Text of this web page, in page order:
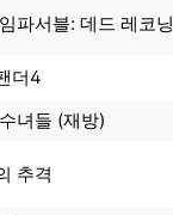
파서블: 데드 레코닝
더4
녀들 (재방)
추격